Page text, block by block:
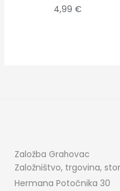
4,99€
Založba Grahovac
Založništvo, trgovina,
Hermana Potočnika 30